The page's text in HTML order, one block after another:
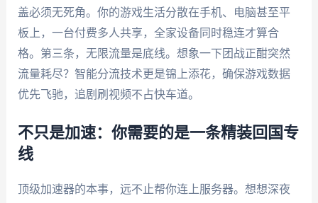
盖必须无死角。你的游戏生活分散在手机、电脑甚至平
板上，一台付费多人共享，全家设备同时稳连才算合
格。第三条，无限流量是底线。想象一下团战正酣突然
流量耗尽？智能分流技术更是锦上添花，确保游戏数据
优先飞驰，追剧刷视频不占快车道。
不只是加速：你需要的是一条精装回国专
线
顶级加速器的本事，远不止帮你连上服务器。想想深夜